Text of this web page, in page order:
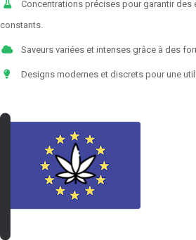
Concentrations précises pour garantir
constants.
Saveurs variées et intenses grâce à des
Designs modernes et discrets pour une